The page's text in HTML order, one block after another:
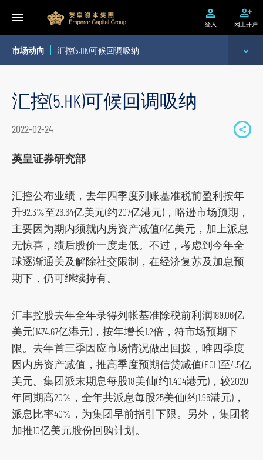
登入 网上开户
市场动向 汇控(5.HK)可候回调吸纳
个股推介
季度策略/专题报告
每日股市财经评论
汇控(5.HK)可候回调吸纳
2022-02-24
S
t
o
s
o
a
m
e
d
a
英皇证券研究部
汇控公布业绩，去年四季度列账基准税前盈利按年
升92.3%至26.64亿美元(约207亿港元)，略逊市场预期，
主要因为期内须就内房资产减值6亿美元，加上派息
无惊喜，绩后股价一度走低。不过，考虑到今年全
球逐渐通关及解除社交限制，在经济复苏及加息预
期下，仍可继续持有。
汇丰控股去年全年录得列帐基准除税前利润189.06亿
美元(1474.67亿港元)，按年增长1.2倍，符市场预期下
限。去年首三季因应市场情况做出回拨，唯四季度
因内房资产减值，推高季度预期信贷减值(ECL)至4.5亿
美元。集团派末期息每股18美仙(约1.404港元)，较2020
年同期高20%，全年共派息每股25美仙(约1.95港元)，
派息比率40%，为集团早前指引下限。另外，集团将
加推10亿美元股份回购计划。